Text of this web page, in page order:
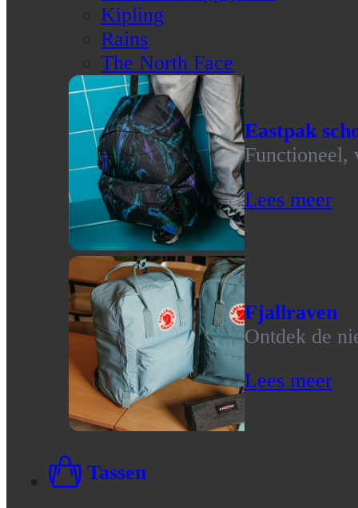
Kipling
Rains
The North Face
Eastpak
Functioneel,
Lees meer
Fjallraven
Ontdek de
Lees meer
Tassen